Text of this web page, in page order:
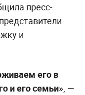
пресс-
и
его в
и его семьи», —